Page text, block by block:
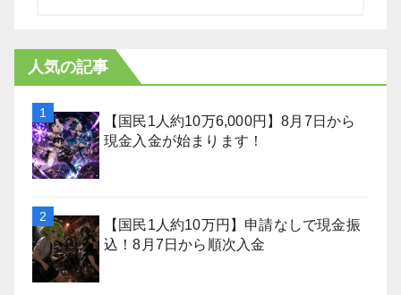
人気の記事
【国民1人約10万6,000円】8月7日から
現金入金が始まります！
【国民1人約10万円】申請なしで現金振
込！8月7日から順次入金